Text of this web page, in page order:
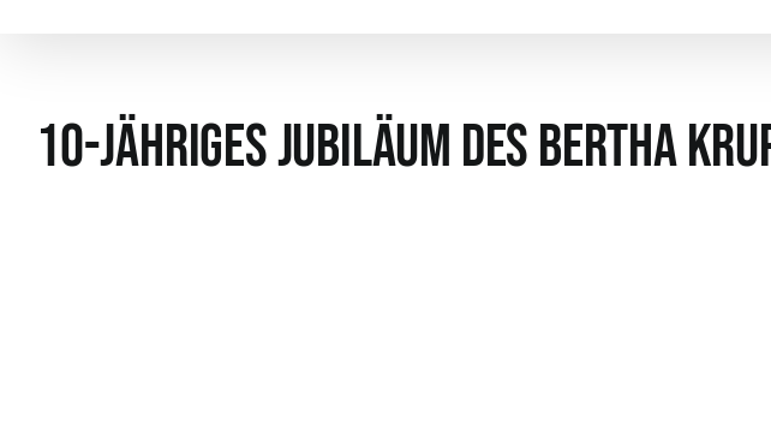
10-jähriges Jubiläum des Bertha